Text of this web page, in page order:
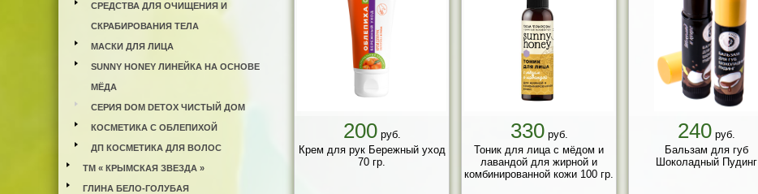
СРЕДСТВА ДЛЯ ОЧИЩЕНИЯ И
СКРАБИРОВАНИЯ ТЕЛА
МАСКИ ДЛЯ ЛИЦА
SUNNY HONEY ЛИНЕЙКА НА ОСНОВЕ
МЁДА
СЕРИЯ DOM DETOX ЧИСТЫЙ ДОМ
КОСМЕТИКА С ОБЛЕПИХОЙ
ДП КОСМЕТИКА ДЛЯ ВОЛОС
ТМ « КРЫМСКАЯ ЗВЕЗДА »
ГЛИНА БЕЛО-ГОЛУБАЯ
200руб.
Крем для рук Бережный уход
70 гр.
330руб.
Тоник для лица с мёдом и
лавандой для жирной и
комбинированной кожи 100 гр.
240руб.
Бальзам для губ
Шоколадный Пудинг